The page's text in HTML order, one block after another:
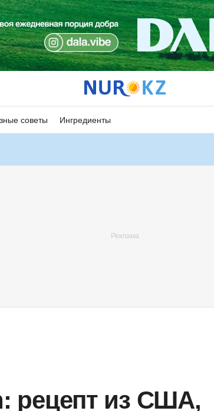
советы Ингредиенты
рецепт из США,